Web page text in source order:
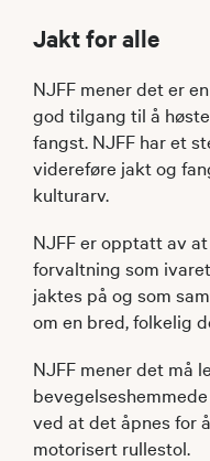
Jakt for alle
NJFF mener det er
god tilgang til å
fangst. NJFF har et
videreføre jakt og
kulturarv.
NJFF er opptatt av
forvaltning som
jaktes på og som
om en bred, folkelig
NJFF mener det må
ved at det åpnes for
motorisert rullestol.